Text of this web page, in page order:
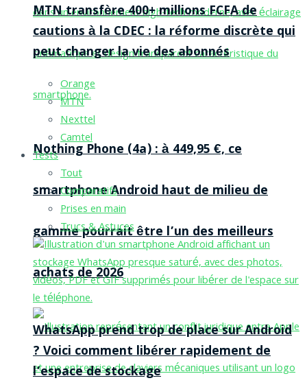
Nothing Phone (4a) : à 449,95 €, ce
smartphone Android haut de milieu de
gamme pourrait être l’un des meilleurs
achats de 2026
MTN transfère 400+ millions FCFA de
cautions à la CDEC : la réforme discrète qui
peut changer la vie des abonnés
Orange
MTN
Nexttel
Camtel
Tests
Tout
Comparatifs
Prises en main
Trucs & Astuces
WhatsApp prend trop de place sur Android
? Voici comment libérer rapidement de
l’espace de stockage